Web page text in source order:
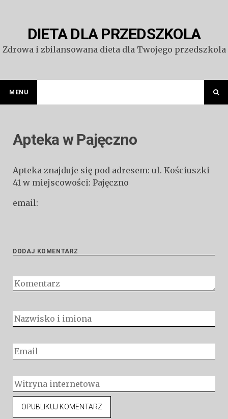
DIETA DLA PRZEDSZKOLA
Zdrowa i zbilansowana dieta dla Twojego przedszkola
MENU
Apteka w Pajęczno
Apteka znajduje się pod adresem: ul. Kościuszki
41 w miejscowości: Pajęczno
email:
DODAJ KOMENTARZ